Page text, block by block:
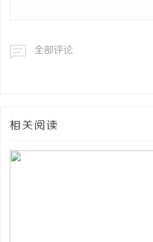
全部评论
相关阅读